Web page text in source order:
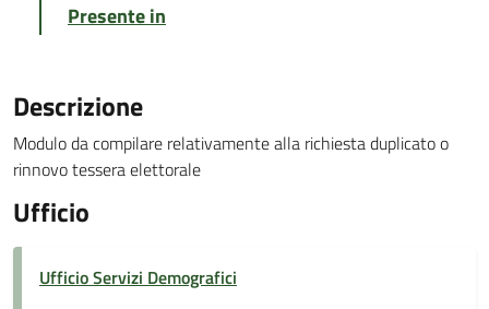
Presente in
Descrizione
Modulo da compilare relativamente alla richiesta duplicato o
rinnovo tessera elettorale
Ufficio
Ufficio Servizi Demografici